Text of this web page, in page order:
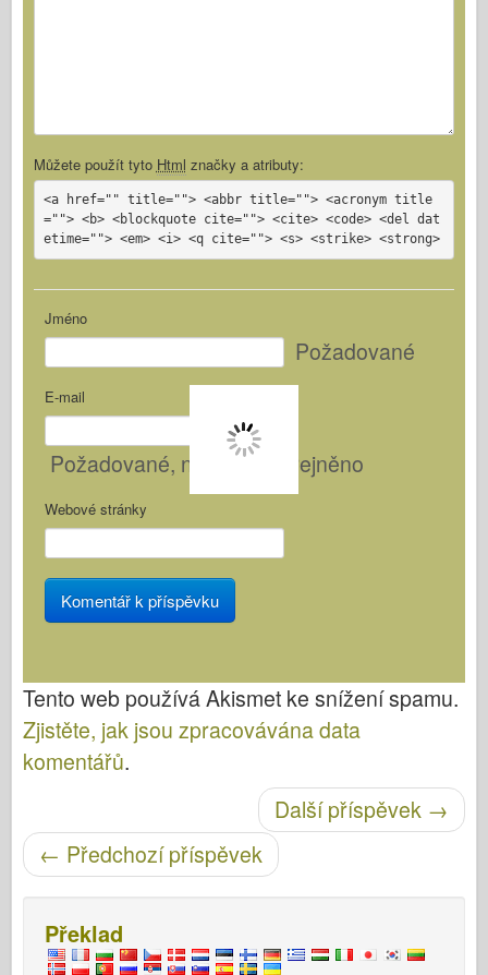
Můžete použít tyto Html značky a atributy:
<a href="" title=""> <abbr title=""> <acronym title
=""> <b> <blockquote cite=""> <cite> <code> <del dat
etime=""> <em> <i> <q cite=""> <s> <strike> <strong>
Jméno
Požadované
E-mail
Požadované, nebude zveřejněno
Webové stránky
Tento web používá Akismet ke snížení spamu.
Zjistěte, jak jsou zpracovávána data
komentářů.
Další příspěvek →
← Předchozí příspěvek
Překlad